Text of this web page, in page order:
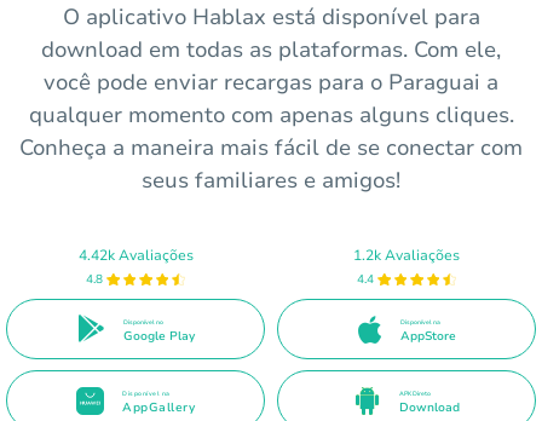
O aplicativo Hablax está disponível para
download em todas as plataformas. Com ele,
você pode enviar recargas para o Paraguai a
qualquer momento com apenas alguns cliques.
Conheça a maneira mais fácil de se conectar com
seus familiares e amigos!
4.42k Avaliações
4.8
Disponível no
Google Play
1.2k Avaliações
4.4
Disponível na
AppStore
Disponível na
AppGallery
APK Direto
Download